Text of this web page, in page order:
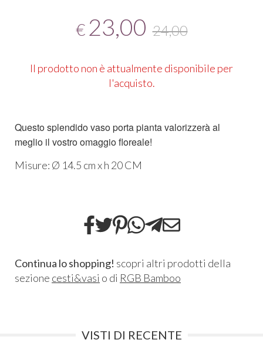
€ 23,00 24,00
Il prodotto non è attualmente disponibile per
l'acquisto.
Questo splendido vaso porta pianta valorizzerà al
meglio il vostro omaggio floreale!
Misure: Ø 14.5 cm x h 20 CM
Continua lo shopping! scopri altri prodotti della
sezione cesti&vasi o di RGB Bamboo
VISTI DI RECENTE